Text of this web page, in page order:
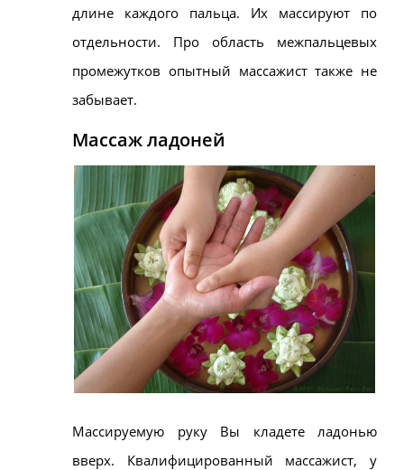
длине каждого пальца. Их массируют по
отдельности. Про область межпальцевых
промежутков опытный массажист также не
забывает.
Массаж ладоней
Массируемую руку Вы кладете ладонью
вверх. Квалифицированный массажист, у